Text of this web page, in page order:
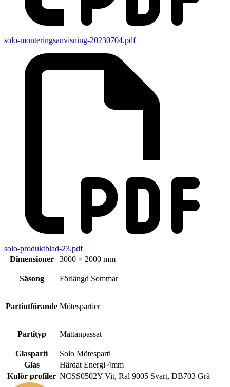
solo-monteringsanvisning-20230704.pdf
solo-produktblad-23.pdf
Dimensioner
3000 × 2000 mm
Säsong Förlängd Sommar
Partiutförande Mötespartier
Partityp Måttanpassat
Glasparti
Solo Mötesparti
Glas
Härdat Energi 4mm
Kulör profiler NCSS0502Y Vit, Ral 9005 Svart, DB703 Grå